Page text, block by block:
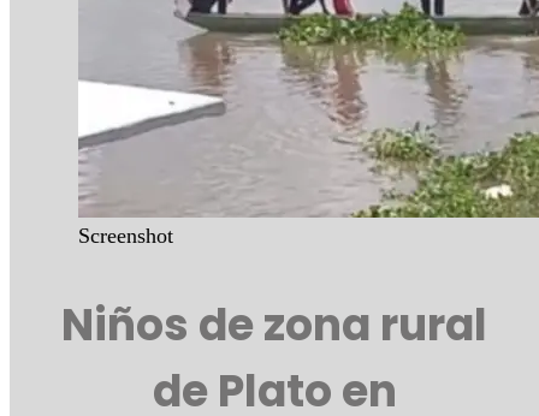
Screenshot
Niños de zona rural
de Plato en